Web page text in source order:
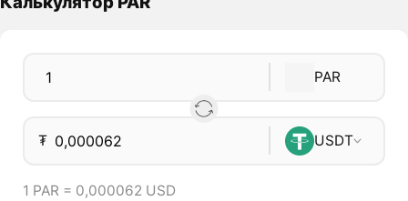
PAR
₮ USDT
1 PAR = 0,000062 USD